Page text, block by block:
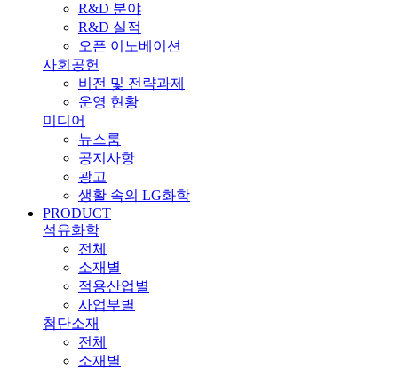
R&D 분야
R&D 실적
오픈 이노베이션
사회공헌
비전 및 전략과제
운영 현황
미디어
뉴스룸
공지사항
광고
생활 속의 LG화학
PRODUCT
석유화학
전체
소재별
적용산업별
사업부별
첨단소재
전체
소재별